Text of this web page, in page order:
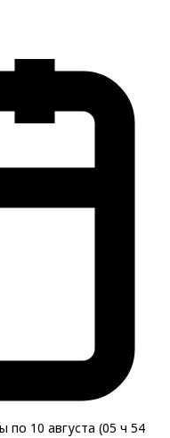
по 10 августа (05 ч 54